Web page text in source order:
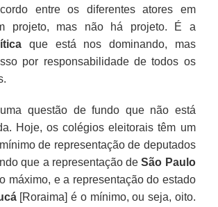
entre os diferentes atores em
projeto, mas não há projeto. É a
que está nos dominando, mas
por responsabilidade de todos os
questão de fundo que não está
Hoje, os colégios eleitorais têm um
de representação de deputados
que a representação deSão Paulo
máximo, e a representação do estado
[Roraima] é o mínimo, ou seja, oito.